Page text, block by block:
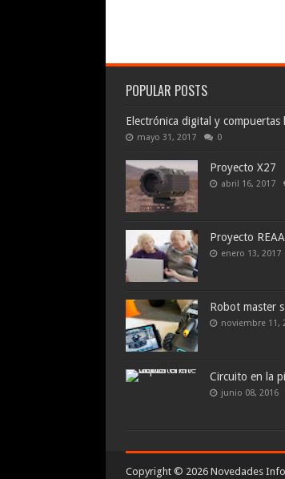
POPULAR POSTS
Electrónica digital y compuertas
mayo 31, 2017 0
Proyecto X27
abril 16, 2017
Proyecto
enero 13, 2017
Robot master
noviembre 11,
Circuito en la
junio 08, 2016
Copyright © 2026 Novedades